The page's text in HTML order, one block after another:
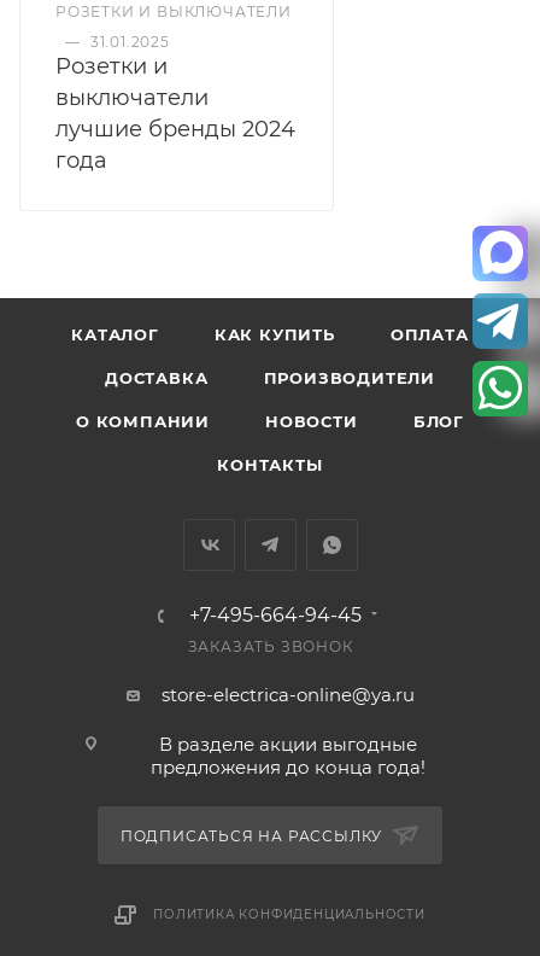
РОЗЕТКИ И ВЫКЛЮЧАТЕЛИ
— 31.01.2025
Розетки и
выключатели
лучшие бренды 2024
года
КАТАЛОГ КАК КУПИТЬ ОПЛАТА
ДОСТАВКА ПРОИЗВОДИТЕЛИ
О КОМПАНИИ НОВОСТИ БЛОГ
КОНТАКТЫ
+7-495-664-94-45
ЗАКАЗАТЬ ЗВОНОК
store-electrica-online@ya.ru
В разделе акции выгодные
предложения до конца года!
ПОДПИСАТЬСЯ НА РАССЫЛКУ
ПОЛИТИКА КОНФИДЕНЦИАЛЬНОСТИ